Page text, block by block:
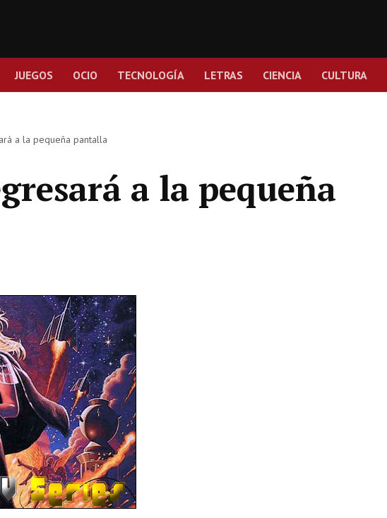
JUEGOS OCIO TECNOLOGÍA LETRAS CIENCIA CULTURA
a la pequeña pantalla
a la pequeña